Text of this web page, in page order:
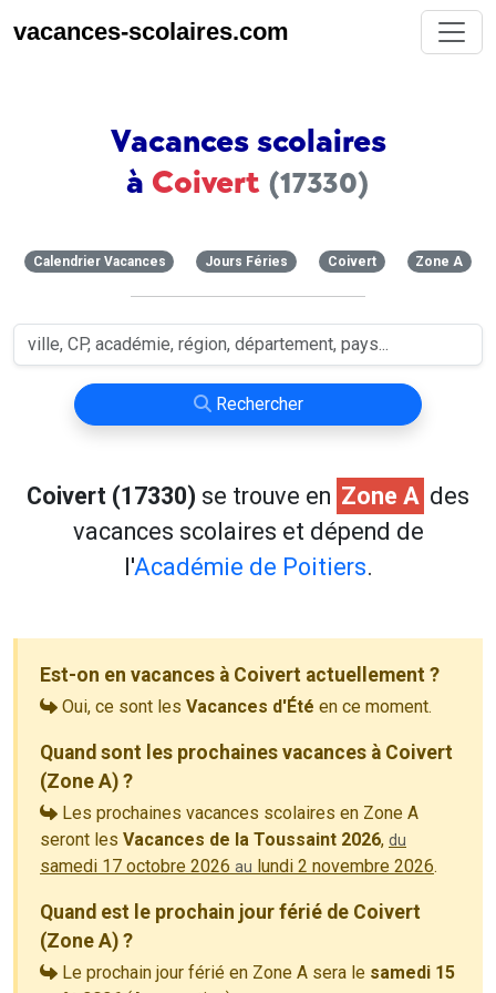
vacances-scolaires.com
Vacances scolaires
à Coivert (17330)
Calendrier Vacances Jours Féries Coivert Zone A
Rechercher
Coivert (17330) se trouve en Zone A des
vacances scolaires et dépend de
l'Académie de Poitiers.
Est-on en vacances à Coivert actuellement ?
Oui, ce sont les Vacances d'Été en ce moment.
Quand sont les prochaines vacances à Coivert
(Zone A) ?
Les prochaines vacances scolaires en Zone A
seront les Vacances de la Toussaint 2026, du
samedi 17 octobre 2026 au lundi 2 novembre 2026.
Quand est le prochain jour férié de Coivert
(Zone A) ?
Le prochain jour férié en Zone A sera le samedi 15